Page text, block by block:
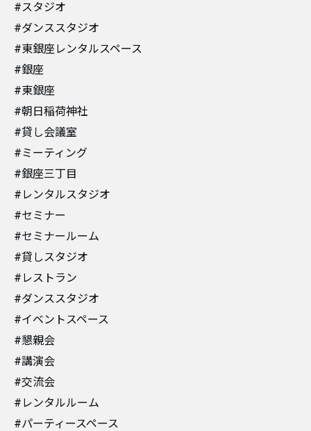
#スタジオ
#ダンススタジオ
#東銀座レンタルスペース
#銀座
#東銀座
#朝日稲荷神社
#貸し会議室
#ミーティング
#銀座三丁目
#レンタルスタジオ
#セミナー
#セミナールーム
#貸しスタジオ
#レストラン
#ダンススタジオ
#イベントスペース
#懇親会
#講演会
#交流会
#レンタルルーム
#パーティースペース